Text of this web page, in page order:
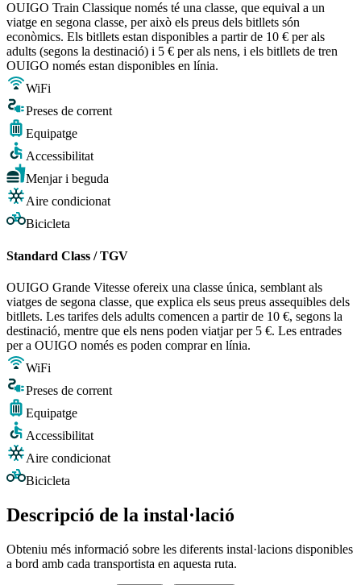
OUIGO Train Classique només té una classe, que equival a un
viatge en segona classe, per això els preus dels bitllets són
econòmics. Els bitllets estan disponibles a partir de 10 € per als
adults (segons la destinació) i 5 € per als nens, i els bitllets de tren
OUIGO només estan disponibles en línia.
WiFi
Preses de corrent
Equipatge
Accessibilitat
Menjar i beguda
Aire condicionat
Bicicleta
Standard Class / TGV
OUIGO Grande Vitesse ofereix una classe única, semblant als
viatges de segona classe, que explica els seus preus assequibles dels
bitllets. Les tarifes dels adults comencen a partir de 10 €, segons la
destinació, mentre que els nens poden viatjar per 5 €. Les entrades
per a OUIGO només es poden comprar en línia.
WiFi
Preses de corrent
Equipatge
Accessibilitat
Aire condicionat
Bicicleta
Descripció de la instal·lació
Obteniu més informació sobre les diferents instal·lacions disponibles
a bord amb cada transportista en aquesta ruta.